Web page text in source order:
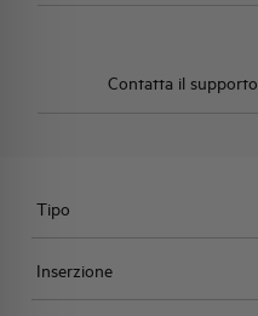
Contatta il supporto
Tipo
Inserzione